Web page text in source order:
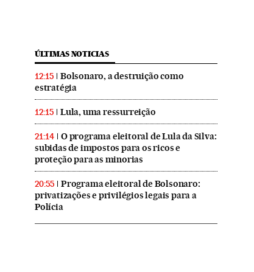
ÚLTIMAS NOTICIAS
12:15
Bolsonaro, a destruição como
estratégia
12:15 Lula, uma ressurreição
21:14
O programa eleitoral de Lula da Silva:
subidas de impostos para os ricos e
proteção para as minorias
20:55
Programa eleitoral de Bolsonaro:
privatizações e privilégios legais para a
Polícia